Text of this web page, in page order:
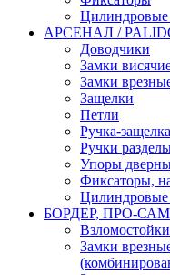
АРСЕНАЛ /
Доводчики
Замки
Замки
Защелки
Петли
Ручка-защелка
Ручки
Упоры
Фиксаторы,
БОРДЕР, ПРО-САМ
Замки